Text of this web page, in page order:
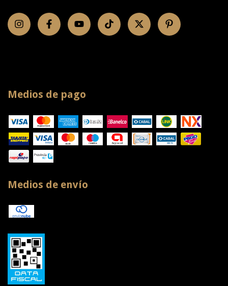
Medios de pago
Medios de envío